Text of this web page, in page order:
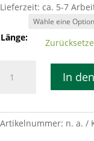
Lieferzeit: ca. 5-7
Länge:
Seitenführung
Rundrohr
verzinkt
In
Artikelnummer: n. a.